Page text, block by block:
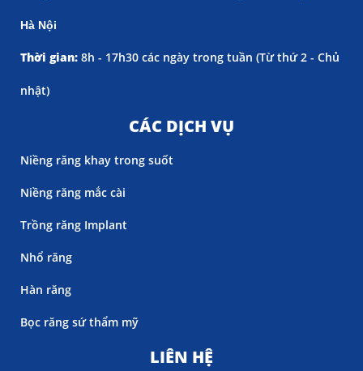
Hà Nội
Thời gian: 8h - 17h30 các ngày trong tuần (Từ thứ 2 - Chủ
nhật)
CÁC DỊCH VỤ
Niềng răng khay trong suốt
Niềng răng mắc cài
Trồng răng Implant
Nhổ răng
Hàn răng
Bọc răng sứ thẩm mỹ
LIÊN HỆ